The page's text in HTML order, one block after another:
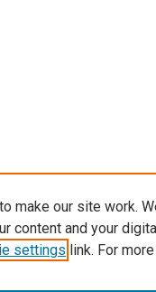
make our site work.
content and your
settings link. For